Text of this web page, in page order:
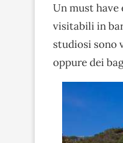
Un must have
visitabili in
studiosi sono
oppure dei